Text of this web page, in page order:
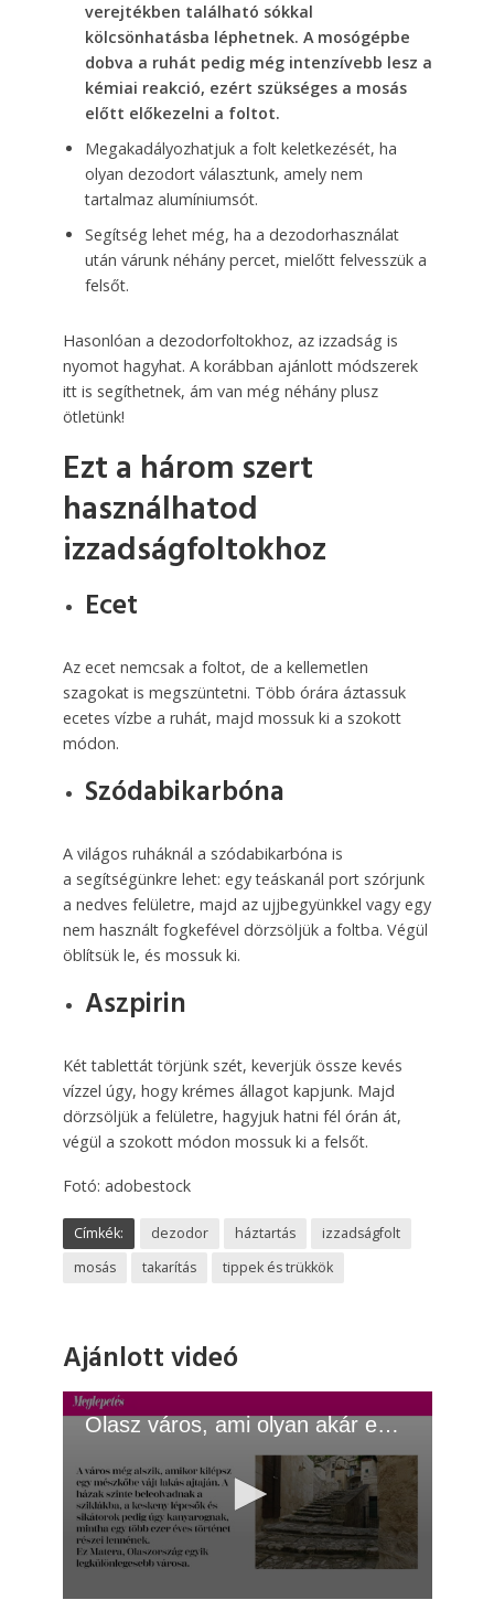
verejtékben található sókkal
kölcsönhatásba léphetnek. A mosógépbe
dobva a ruhát pedig még intenzívebb lesz a
kémiai reakció, ezért szükséges a mosás
előtt előkezelni a foltot.
Megakadályozhatjuk a folt keletkezését, ha
olyan dezodort választunk, amely nem
tartalmaz alumíniumsót.
Segítség lehet még, ha a dezodorhasználat
után várunk néhány percet, mielőtt felvesszük a
felsőt.
Hasonlóan a dezodorfoltokhoz, az izzadság is
nyomot hagyhat. A korábban ajánlott módszerek
itt is segíthetnek, ám van még néhány plusz
ötletünk!
Ezt a három szert
használhatod
izzadságfoltokhoz
Ecet
Az ecet nemcsak a foltot, de a kellemetlen
szagokat is megszüntetni. Több órára áztassuk
ecetes vízbe a ruhát, majd mossuk ki a szokott
módon.
Szódabikarbóna
A világos ruháknál a szódabikarbóna is
a segítségünkre lehet: egy teáskanál port szórjunk
a nedves felületre, majd az ujjbegyünkkel vagy egy
nem használt fogkefével dörzsöljük a foltba. Végül
öblítsük le, és mossuk ki.
Aszpirin
Két tablettát törjünk szét, keverjük össze kevés
vízzel úgy, hogy krémes állagot kapjunk. Majd
dörzsöljük a felületre, hagyjuk hatni fél órán át,
végül a szokott módon mossuk ki a felsőt.
Fotó: adobestock
Címkék: dezodor háztartás
izzadságfolt
mosás
takarítás tippek és trükkök
Ajánlott videó
Olasz város, ami olyan akár egy mesebeli világ